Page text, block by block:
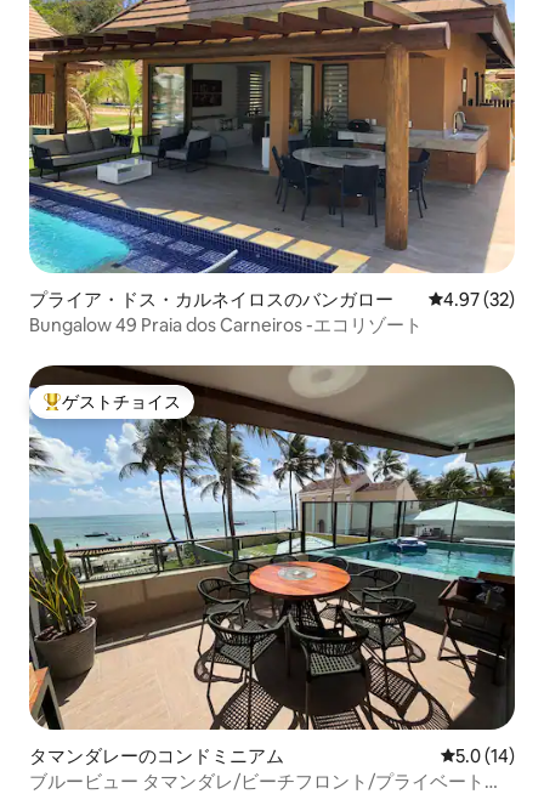
プライア・ドス・カルネイロスのバンガロー レビュー32
4.97 (32)
Bungalow 49 Praia dos Carneiros -エコリゾート
大好評のゲストチョイスです。
ゲストチョイス
タマンダレーのコンドミニアム レビュー14
5.0 (14)
ブルービュー タマンダレ/ビーチフロント/プライベートプ